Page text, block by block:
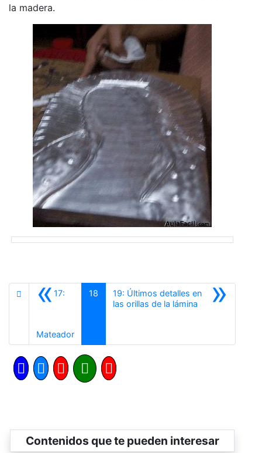
la madera.
«17:
MateadorAnterior
18 »
19: Últimos detalles en
las orillas de la lámina Siguiente
Contenidos que te pueden interesar